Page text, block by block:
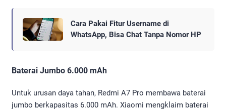
Cara Pakai Fitur Username di
WhatsApp, Bisa Chat Tanpa Nomor HP
Baterai Jumbo 6.000 mAh
Untuk urusan daya tahan, Redmi A7 Pro membawa baterai
jumbo berkapasitas 6.000 mAh. Xiaomi mengklaim baterai